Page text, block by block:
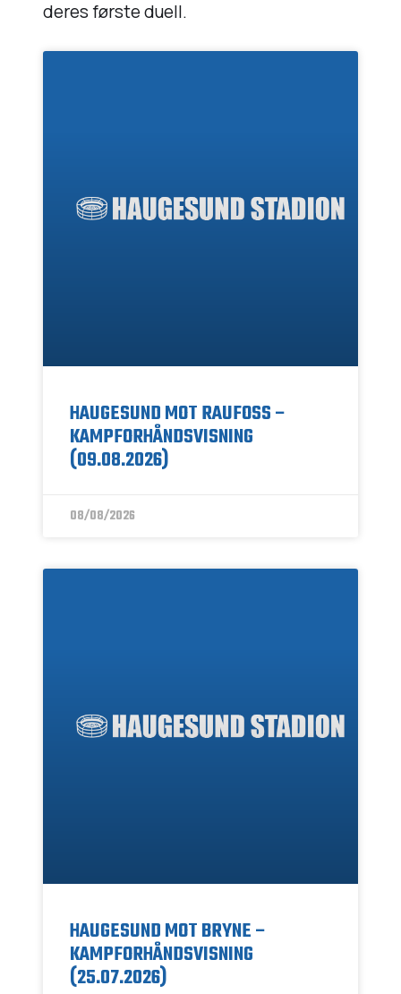
deres første duell.
HAUGESUND MOT RAUFOSS –
KAMPFORHÅNDSVISNING
(09.08.2026)
08/08/2026
HAUGESUND MOT BRYNE –
KAMPFORHÅNDSVISNING
(25.07.2026)